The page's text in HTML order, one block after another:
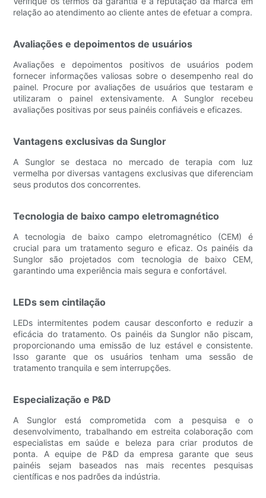
relação ao atendimento ao cliente antes de efetuar a compra.
Avaliações e depoimentos de usuários
Avaliações e depoimentos positivos de usuários podem
fornecer informações valiosas sobre o desempenho real do
painel. Procure por avaliações de usuários que testaram e
utilizaram o painel extensivamente. A Sunglor recebeu
avaliações positivas por seus painéis confiáveis ​​e eficazes.
Vantagens exclusivas da Sunglor
A Sunglor se destaca no mercado de terapia com luz
vermelha por diversas vantagens exclusivas que diferenciam
seus produtos dos concorrentes.
Tecnologia de baixo campo eletromagnético
A tecnologia de baixo campo eletromagnético (CEM) é
crucial para um tratamento seguro e eficaz. Os painéis da
Sunglor são projetados com tecnologia de baixo CEM,
garantindo uma experiência mais segura e confortável.
LEDs sem cintilação
LEDs intermitentes podem causar desconforto e reduzir a
eficácia do tratamento. Os painéis da Sunglor não piscam,
proporcionando uma emissão de luz estável e consistente.
Isso garante que os usuários tenham uma sessão de
tratamento tranquila e sem interrupções.
Especialização e P&D
A Sunglor está comprometida com a pesquisa e o
desenvolvimento, trabalhando em estreita colaboração com
especialistas em saúde e beleza para criar produtos de
ponta. A equipe de P&D da empresa garante que seus
painéis sejam baseados nas mais recentes pesquisas
científicas e nos padrões da indústria.